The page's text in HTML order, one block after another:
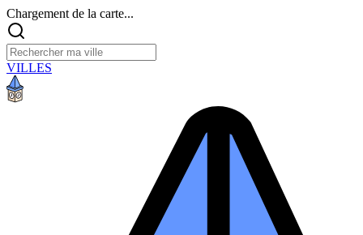
Chargement de la carte...
VILLES